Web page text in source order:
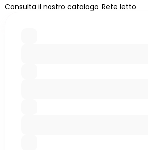
Consulta il nostro catalogo: Rete letto